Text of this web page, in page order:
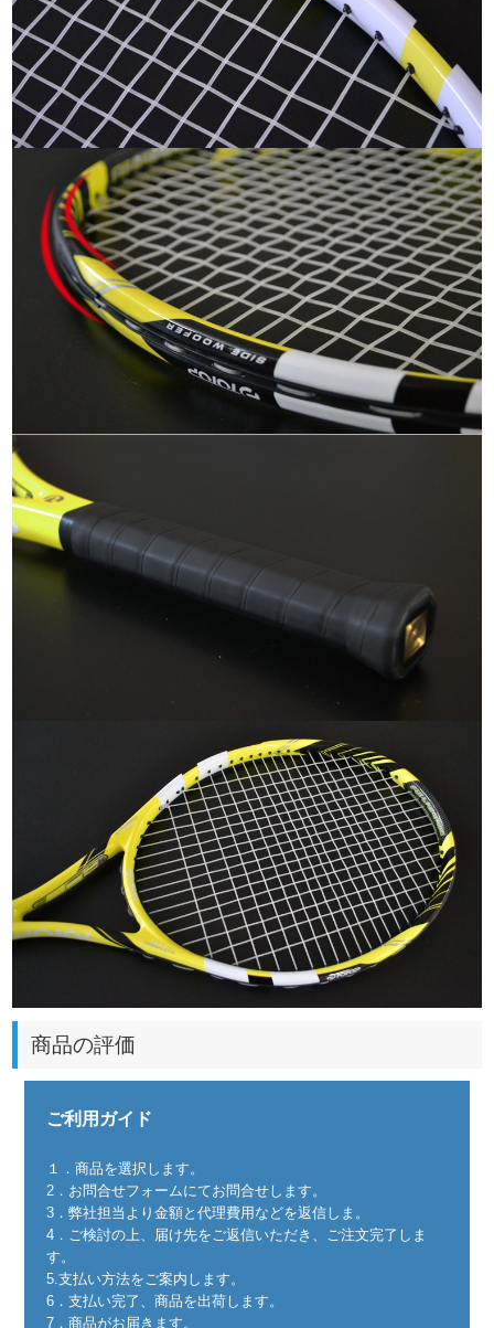
商品の評価
ご利用ガイド
１．商品を選択します。
2．お問合せフォームにてお問合せします。
3．弊社担当より金額と代理費用などを返信しま。
4．ご検討の上、届け先をご返信いただき、ご注文完了しま
す。
5.支払い方法をご案内します。
6．支払い完了、商品を出荷します。
7．商品がお届きます。